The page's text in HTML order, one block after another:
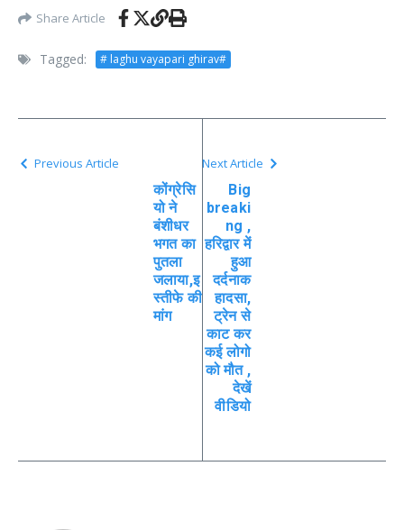
Share Article
Tagged: # laghu vayapari ghirav#
Previous Article
कोंग्रेसि
यो ने
बंशीधर
भगत का
पुतला
जलाया,इ
स्तीफे की
मांग
Next Article
Big
breaki
ng ,
हरिद्वार में
हुआ
दर्दनाक
हादसा,
ट्रेन से
काट कर
कई लोगो
को मौत ,
देखें
वीडियो